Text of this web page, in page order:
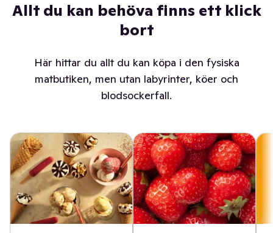
Allt du kan behöva finns ett klick
bort
Här hittar du allt du kan köpa i den fysiska
matbutiken, men utan labyrinter, köer och
blodsockerfall.